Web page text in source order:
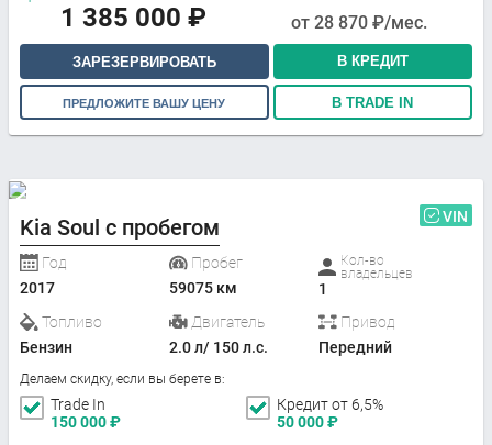
1 385 000 ₽ от 28 870 ₽/мес.
ЗАРЕЗЕРВИРОВАТЬ В КРЕДИТ
ПРЕДЛОЖИТЕ ВАШУ ЦЕНУ В TRADE IN
Kia Soul с пробегом VIN
Год
2017
Пробег
59075 км
Кол-во
владельцев
1
Топливо
Бензин
Двигатель
2.0 л/ 150 л.с.
Привод
Передний
Делаем скидку, если вы берете в:
Trade In
150 000₽
Кредит от 6,5%
50 000₽